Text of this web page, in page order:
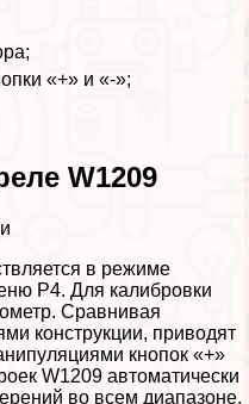
«+» и «-»;
W1209
в режиме
Р4. Для калибровки
Сравнивая
конструкции, приводят
кнопок «+»
W1209 автоматически
во всем диапазоне.